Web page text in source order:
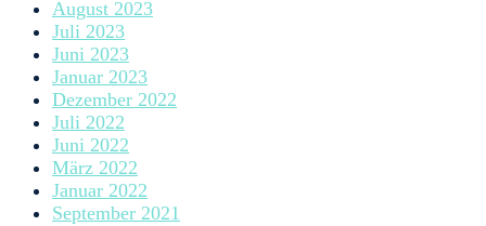
August 2023
Juli 2023
Juni 2023
Januar 2023
Dezember 2022
Juli 2022
Juni 2022
März 2022
Januar 2022
September 2021